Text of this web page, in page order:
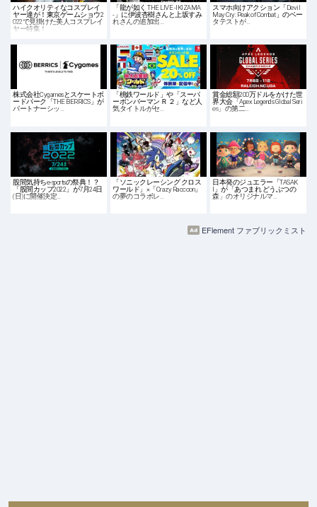
ハイクオリティなコスプレイ
ヤー達が！東京ゲームショウ2
022で見掛けた美人コスプレイ
ヤー特集！
「龍が如く THE LIVE -IKIZAMA
-」に伊波杏樹さんと上坂すみ
れさんの追加出…
スマホ向けアクション「Devil
May Cry: Peak of Combat」のベー
タテストが…
株式会社Cygamesとスケートボ
ードパーク「THE BERRICS」が
パートナーシッ…
「桃鉄ワールド」や「スーパ
ーボンバーマン Ｒ ２」など人
気タイトルがセ…
賞金総額200万ドルをかけた世
界大会「Apex Legends Global Seri
es」の第二…
股間気持ちe-sportsの祭典！？
「股間カップ2022」が7月24日
(日)に開催決定…
「ソニックレーシング クロス
ワールド」×「Crazy Raccoon」
の夢のコラボレ…
日本発のジュエラー「TASAK
I」が「あつまれ どうぶつの
森」のオリジナルマ…
EFlement ファブリックミスト